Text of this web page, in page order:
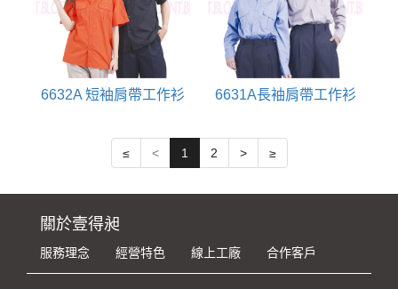
6632A 短袖肩帶工作衫 6631A長袖肩帶工作衫
≤ < 1 2 > ≥
關於壹得昶
服務理念 經營特色 線上工廠 合作客戶